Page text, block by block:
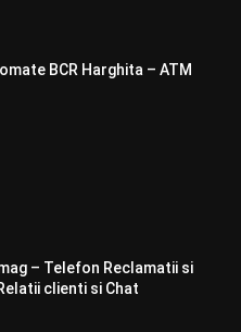
BCR Harghita – ATM
– Telefon Reclamatii si
clienti si Chat